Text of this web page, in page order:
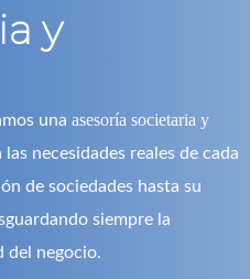
y
una asesoría societaria y
necesidades reales de cada
de sociedades hasta su
siempre la
del negocio.